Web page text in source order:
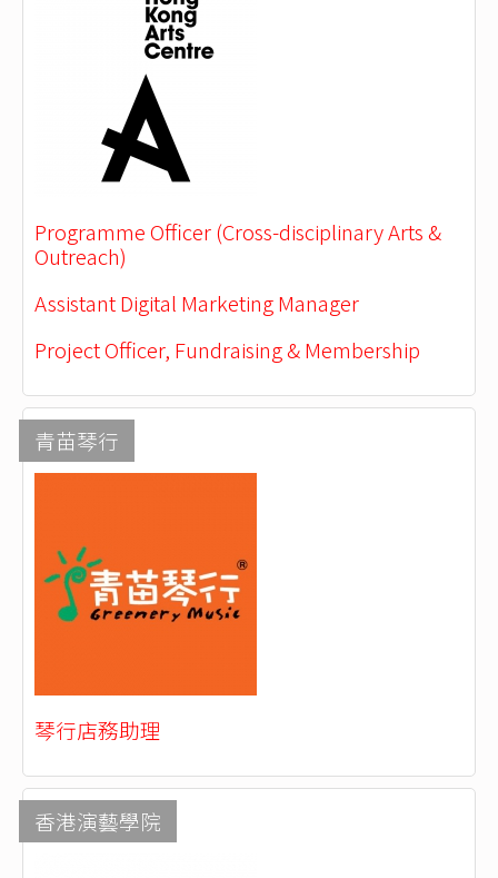
Programme Officer (Cross-disciplinary Arts &
Outreach)
Assistant Digital Marketing Manager
Project Officer, Fundraising & Membership
青苗琴行
琴行店務助理
香港演藝學院